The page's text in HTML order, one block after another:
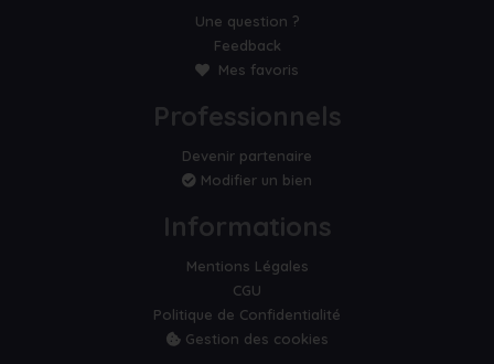
Une question ?
Feedback
Mes favoris
Professionnels
Devenir partenaire
Modifier un bien
Informations
Mentions Légales
CGU
Politique de Confidentialité
Gestion des cookies